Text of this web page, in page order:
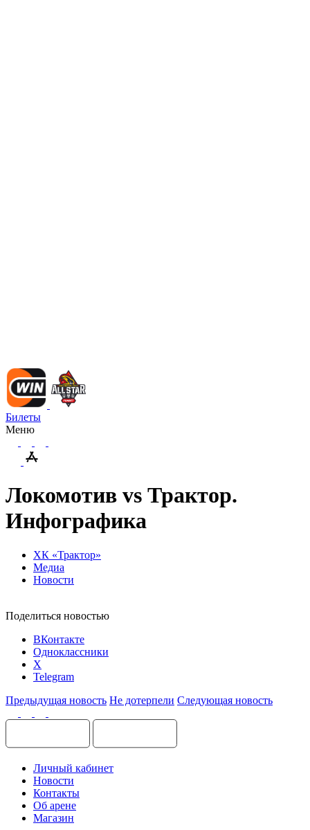
Билеты
Меню
Локомотив vs Трактор.
Инфографика
ХК «Трактор»
Медиа
Новости
Поделиться новостью
ВКонтакте
Одноклассники
X
Telegram
Предыдущая новость Не дотерпели Следующая новость
Личный кабинет
Новости
Контакты
Об арене
Магазин